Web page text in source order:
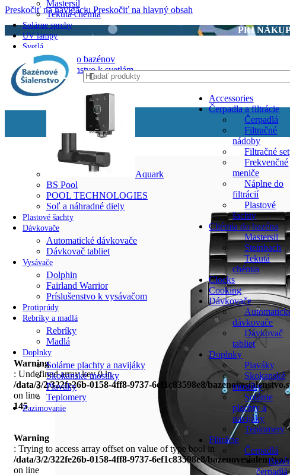
Preskočiť na navigáciu Preskočiť na hlavný obsah
PRI
Accessories
Čerpadla a filtrácie
Čerpadlá
Filtračné
nádoby
Filtračné
Frekvenčné
meniče
Náplne do
filtrácií
Plastové
šachty
Chémia do bazéna
Mastersil
Steinbach
Tekutá
chémia
Clocks
Cooking
Dávkovače
dávkovače
Dávkovač
tabliet
Doplnky
Plaváky
Skokanské
mostíky
Solárne
plachty a
navijáky
Teplomery
Filtrácie
Čerpadlá
čerpadlá
Mastersil
Tekutá chémia
Solárne sprchy
UV lampy
Svetlá
Svetlá do bazénov
Príslušenstvo k svetlám
Solinátory
Aquark
BS Pool
POOL TECHNOLOGIES
Soľ a náhradné diely
Plastové šachty
Dávkovače
Automatické dávkovače
Dávkovač tabliet
Vysávače
Dolphin
Fairland Warrior
Príslušenstvo k vysávačom
Protiprúdy
Rebríky a madlá
Rebríky
Madlá
Doplnky
Solárne plachty a navijáky
Skokanské mostíky
Plaváky
Teplomery
Zazimovanie
Warning
: Undefined array key 0 in
/data/3/2/322fe26b-0158-4ff8-9737-6ef1c83598e8/
on line
145
Warning
: Trying to access array offset on value of type bool in
/data/3/2/322fe26b-0158-4ff8-9737-6ef1c83598e8/
on line